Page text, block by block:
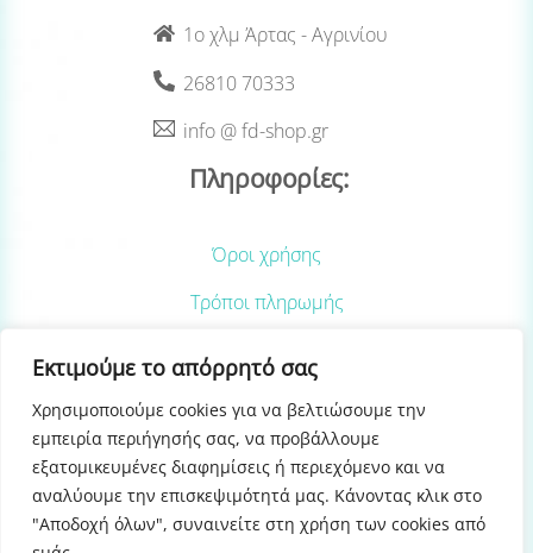
Εκτιμούμε το απόρρητό σας
Χρησιμοποιούμε cookies για να βελτιώσουμε την
εμπειρία περιήγησής σας, να προβάλλουμε
εξατομικευμένες διαφημίσεις ή περιεχόμενο και να
αναλύουμε την επισκεψιμότητά μας. Κάνοντας κλικ στο
"Αποδοχή όλων", συναινείτε στη χρήση των cookies από
1ο χλμ Άρτας - Αγρινίου
26810 70333
info @ fd-shop.gr
Πληροφορίες:
Όροι χρήσης
Τρόποι πληρωμής
Επιστροφές Προϊόντων
Φόρμα Υπαναχώρησης